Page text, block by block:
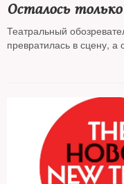
Осталось
Театральный
превратилась в сцену, а